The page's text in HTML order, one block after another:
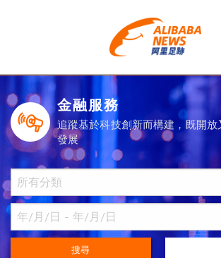
金融服務
追蹤基於科技創新而構建，既開放
發展
搜尋